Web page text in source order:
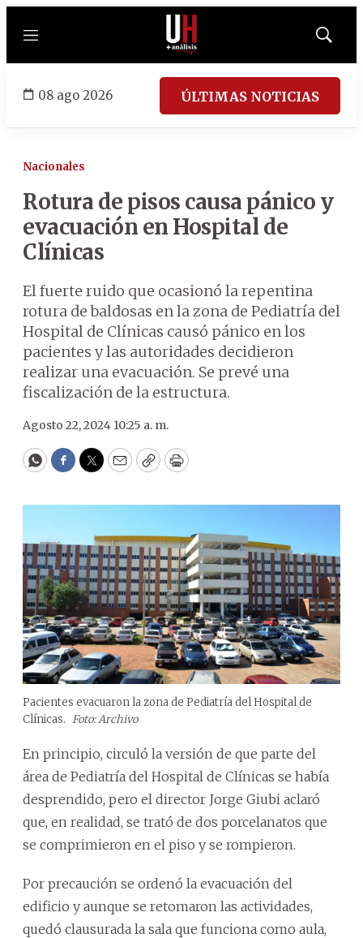
Menú
Mostrar
08 ago 2026 ÚLTIMAS NOTICIAS
Nacionales
Rotura de pisos causa pánico y
evacuación en Hospital de
Clínicas
El fuerte ruido que ocasionó la repentina
rotura de baldosas en la zona de Pediatría del
Hospital de Clínicas causó pánico en los
pacientes y las autoridades decidieron
realizar una evacuación. Se prevé una
fiscalización de la estructura.
Agosto 22, 2024 10:25 a. m.
WhatsApp
Facebook
Twitter
EmailCopyPrint
Pacientes evacuaron la zona de Pediatría del Hospital de
Clínicas. Foto: Archivo
En principio, circuló la versión de que parte del
área de Pediatría del Hospital de Clínicas se había
desprendido, pero el director Jorge Giubi aclaró
que, en realidad, se trató de dos porcelanatos que
se comprimieron en el piso y se rompieron.
Por precaución se ordenó la evacuación del
edificio y aunque se retomaron las actividades,
quedó clausurada la sala que funciona como aula,